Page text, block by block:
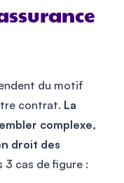
du motif
contrat. La
complexe,
droit des
3 cas de figure :